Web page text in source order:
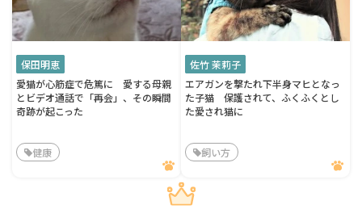
保田明恵
愛猫が心筋症で危篤に 愛する母親
とビデオ通話で「再会」、その瞬間
奇跡が起こった
健康
佐竹 茉莉子
エアガンを撃たれ下半身マヒとなっ
た子猫 保護されて、ふくふくとし
た愛され猫に
飼い方